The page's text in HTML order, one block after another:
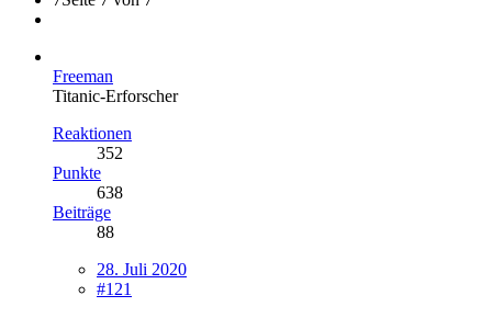
Freeman
Titanic-Erforscher
Reaktionen
352
Punkte
638
Beiträge
88
28. Juli 2020
#121